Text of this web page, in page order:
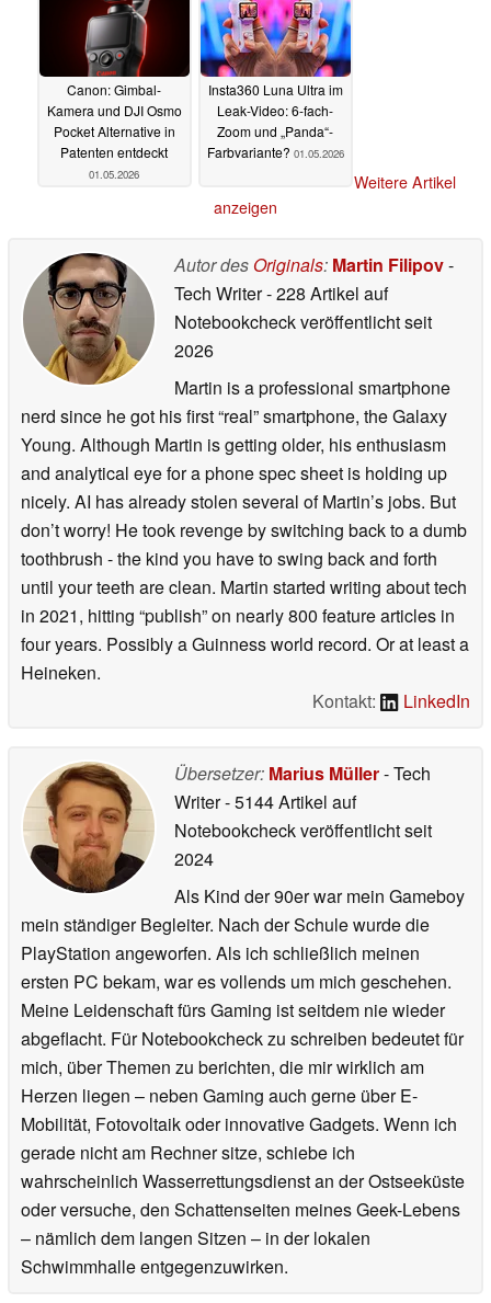
Canon: Gimbal-
Kamera und DJI Osmo
Pocket Alternative in
Patenten entdeckt
01.05.2026
Insta360 Luna Ultra im
Leak-Video: 6-fach-
Zoom und „Panda“-
Farbvariante? 01.05.2026
Weitere Artikel
anzeigen
Autor des Originals: Martin Filipov-
Tech Writer- 228 Artikel auf
Notebookcheck veröffentlichtseit
2026
Martin is a professional smartphone
nerd since he got his first “real” smartphone, the Galaxy
Young. Although Martin is getting older, his enthusiasm
and analytical eye for a phone spec sheet is holding up
nicely. AI has already stolen several of Martin’s jobs. But
don’t worry! He took revenge by switching back to a dumb
toothbrush - the kind you have to swing back and forth
until your teeth are clean. Martin started writing about tech
in 2021, hitting “publish” on nearly 800 feature articles in
four years. Possibly a Guinness world record. Or at least a
Heineken.
Kontakt:
LinkedIn
Übersetzer: Marius Müller- Tech
Writer- 5144 Artikel auf
Notebookcheck veröffentlichtseit
2024
Als Kind der 90er war mein Gameboy
mein ständiger Begleiter. Nach der Schule wurde die
PlayStation angeworfen. Als ich schließlich meinen
ersten PC bekam, war es vollends um mich geschehen.
Meine Leidenschaft fürs Gaming ist seitdem nie wieder
abgeflacht. Für Notebookcheck zu schreiben bedeutet für
mich, über Themen zu berichten, die mir wirklich am
Herzen liegen – neben Gaming auch gerne über E-
Mobilität, Fotovoltaik oder innovative Gadgets. Wenn ich
gerade nicht am Rechner sitze, schiebe ich
wahrscheinlich Wasserrettungsdienst an der Ostseeküste
oder versuche, den Schattenseiten meines Geek-Lebens
– nämlich dem langen Sitzen – in der lokalen
Schwimmhalle entgegenzuwirken.